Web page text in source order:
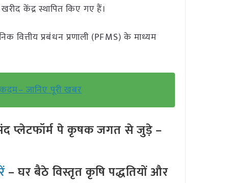
केंद्र स्थापित किए गए हैं।
प्रबंधन प्रणाली (PFMS) के माध्यम
जानिए पूरी खबर
प्लेटफॉर्म पे कृषक जगत से जुड़े –
– घर बैठे विस्तृत कृषि पद्धतियों और